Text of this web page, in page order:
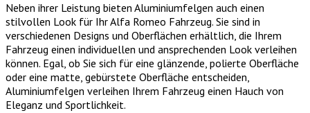
Neben ihrer Leistung bieten Aluminiumfelgen auch einen
stilvollen Look für Ihr Alfa Romeo Fahrzeug. Sie sind in
verschiedenen Designs und Oberflächen erhältlich, die Ihrem
Fahrzeug einen individuellen und ansprechenden Look verleihen
können. Egal, ob Sie sich für eine glänzende, polierte Oberfläche
oder eine matte, gebürstete Oberfläche entscheiden,
Aluminiumfelgen verleihen Ihrem Fahrzeug einen Hauch von
Eleganz und Sportlichkeit.